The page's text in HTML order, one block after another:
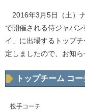
2016年3月5日（土）
で開催される侍ジャパ
イ」に出場するトップ
定しましたので、お知ら
トップチーム コ
投手コーチ